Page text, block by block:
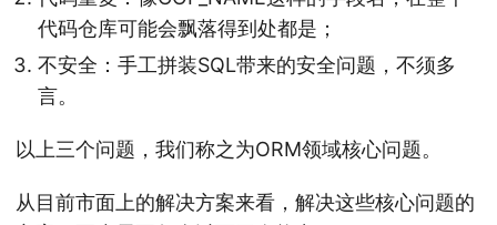
代码仓库可能会飘落得到处都是；
不安全：手工拼装SQL带来的安全问题，不须多
言。
以上三个问题，我们称之为ORM领域核心问题。
从目前市面上的解决方案来看，解决这些核心问题的